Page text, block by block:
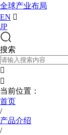
全球产业布局
EN 
JP
搜索


当前位置：
首页
/
产品介绍
/